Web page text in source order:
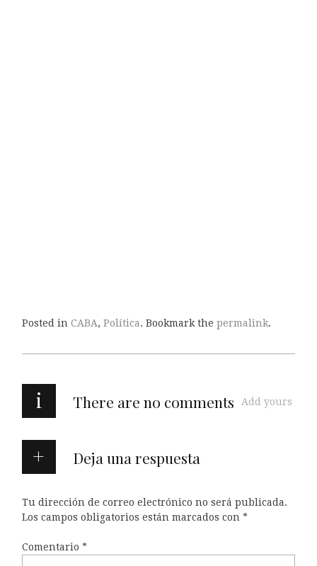
Posted in CABA, Política. Bookmark the permalink.
i There are no comments Add yours
Deja una respuesta
Tu dirección de correo electrónico no será publicada.
Los campos obligatorios están marcados con *
Comentario *